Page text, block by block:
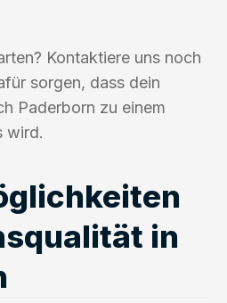
Kontaktiere uns noch
sorgen, dass dein
Paderborn zu einem
wird.
in